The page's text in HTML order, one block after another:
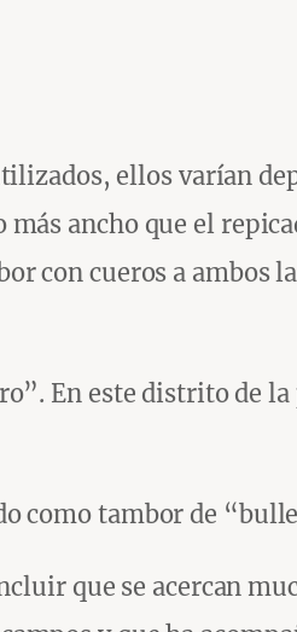
ellos varían
más ancho que el
con cueros a ambos
En este distrito de
como tambor de
que se acercan